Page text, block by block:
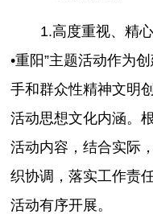
1.高度重视、精
•重阳”主题活动作为
手和群众性精神文明
活动思想文化内涵。
活动内容，结合实际
织协调，落实工作责
活动有序开展。